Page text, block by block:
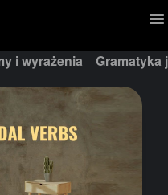
i wyrażenia Gramatyka